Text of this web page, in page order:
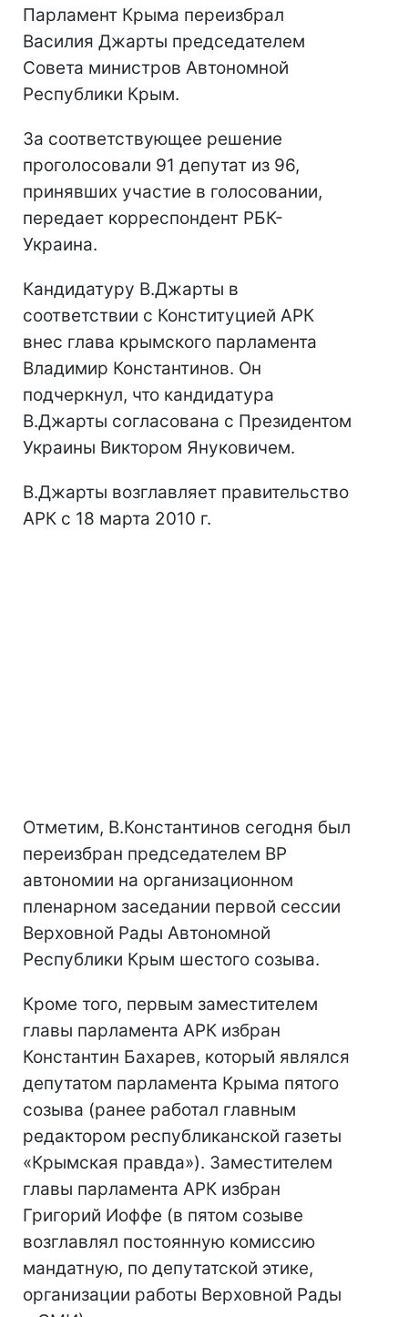
Парламент Крыма переизбрал
Василия Джарты председателем
Совета министров Автономной
Республики Крым.
За соответствующее решение
проголосовали 91 депутат из 96,
принявших участие в голосовании,
передает корреспондент РБК-
Украина.
Кандидатуру В.Джарты в
соответствии с Конституцией АРК
внес глава крымского парламента
Владимир Константинов. Он
подчеркнул, что кандидатура
В.Джарты согласована с Президентом
Украины Виктором Януковичем.
В.Джарты возглавляет правительство
АРК с 18 марта 2010 г.
Отметим, В.Константинов сегодня был
переизбран председателем ВР
автономии на организационном
пленарном заседании первой сессии
Верховной Рады Автономной
Республики Крым шестого созыва.
Кроме того, первым заместителем
главы парламента АРК избран
Константин Бахарев, который являлся
депутатом парламента Крыма пятого
созыва (ранее работал главным
редактором республиканской газеты
«Крымская правда»). Заместителем
главы парламента АРК избран
Григорий Иоффе (в пятом созыве
возглавлял постоянную комиссию
мандатную, по депутатской этике,
организации работы Верховной Рады